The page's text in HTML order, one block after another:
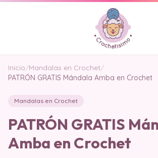
Inicio/Mandalas en Crochet/
PATRÓN GRATIS Mándala Amba en Crochet
Mandalas en Crochet
PATRÓN GRATIS
Amba en Crochet